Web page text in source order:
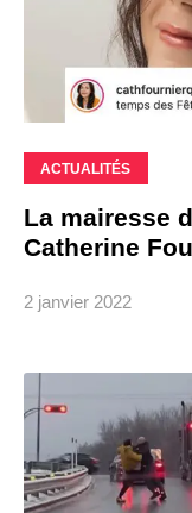
ACTUALITÉS
La mairesse
Catherine
2 janvier 2022